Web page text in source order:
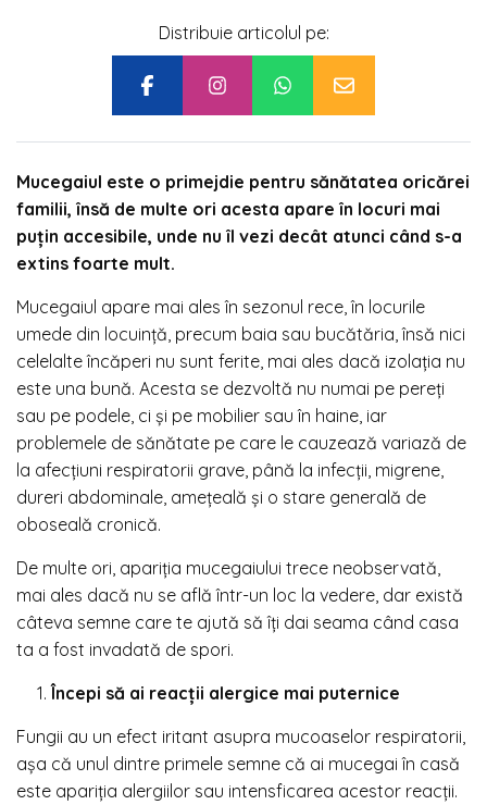
Distribuie articolul pe:
Mucegaiul este o primejdie pentru sănătatea oricărei
familii, însă de multe ori acesta apare în locuri mai
puțin accesibile, unde nu îl vezi decât atunci când s-a
extins foarte mult.
Mucegaiul apare mai ales în sezonul rece, în locurile
umede din locuință, precum baia sau bucătăria, însă nici
celelalte încăperi nu sunt ferite, mai ales dacă izolația nu
este una bună. Acesta se dezvoltă nu numai pe pereți
sau pe podele, ci și pe mobilier sau în haine, iar
problemele de sănătate pe care le cauzează variază de
la afecțiuni respiratorii grave, până la infecții, migrene,
dureri abdominale, amețeală și o stare generală de
oboseală cronică.
De multe ori, apariția mucegaiului trece neobservată,
mai ales dacă nu se află într-un loc la vedere, dar există
câteva semne care te ajută să îți dai seama când casa
ta a fost invadată de spori.
Începi să ai reacții alergice mai puternice
Fungii au un efect iritant asupra mucoaselor respiratorii,
așa că unul dintre primele semne că ai mucegai în casă
este apariția alergiilor sau intensficarea acestor reacții.